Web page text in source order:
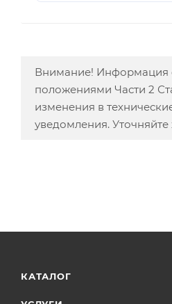
Внимание! Информация
положениями Части 2
изменения в
уведомления.
КАТАЛОГ